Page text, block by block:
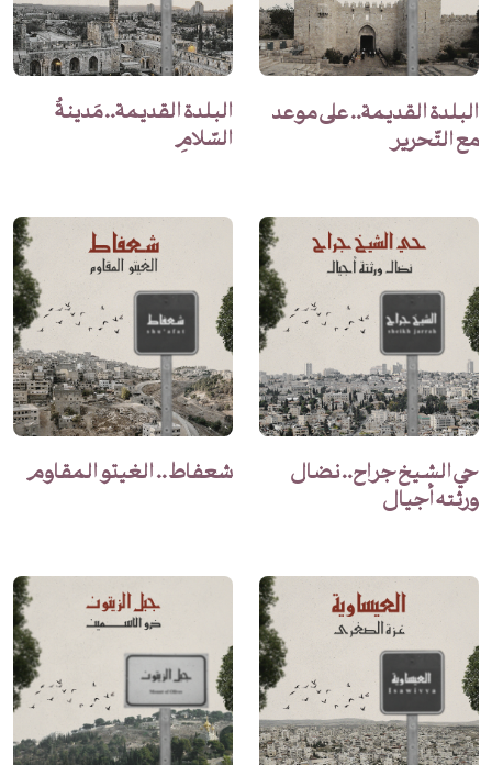
البلدة القديمة.. على موعد
مع التّحرير
البلدة القديمة.. مَدينةُ
السّلامِ
حي الشيخ جراح.. نضال
ورثته أجيال
شعفاط .. الغيتو المقاوم